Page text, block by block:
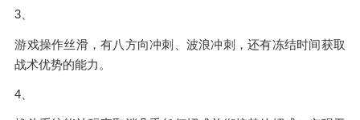
3、
游戏操作丝滑，有八方向冲刺、波浪冲刺，还有冻结时间获取
战术优势的能力。
4、